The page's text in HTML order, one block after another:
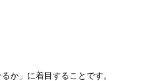
か」に着目することです。